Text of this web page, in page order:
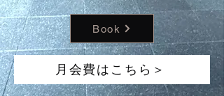
Book
月会費はこちら＞